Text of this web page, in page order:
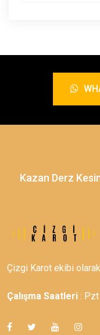
Kazan Derz
Çizgi Karot ekibi
Çalışma Saatleri :